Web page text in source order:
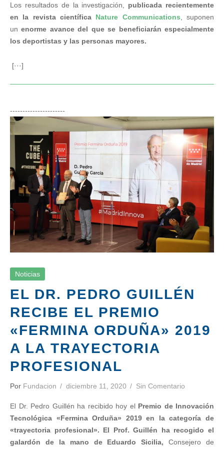
Los resultados de la investigación, publicada recientemente
en la revista científica Nature Communications , suponen
unenorme avance del que se beneficiarán especialmente
los deportistas y las personas mayores.
[···]
----------------------
El Dr. Pedro Guillén recibe el Premio «Fermina
Orduña» 2019 a la trayectoria profesional
Noticias
Noticias
EL DR. PEDRO GUILLÉN
RECIBE EL PREMIO
«FERMINA ORDUÑA» 2019
A LA TRAYECTORIA
PROFESIONAL
Por Fundacion diciembre 11, 2020 Sin Comentario
El Dr. Pedro Guillén ha recibido hoy elPremio de Innovación
Tecnológica «Fermina Orduña» 2019 en la categoría de
«trayectoria profesional». El Prof. Guillén ha recogido el
galardón de la mano de Eduardo Sicilia,Consejero de